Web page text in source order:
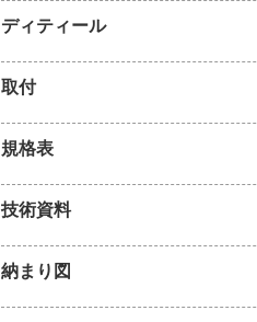
ディティール
取付
規格表
技術資料
納まり図